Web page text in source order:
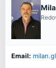
Email: